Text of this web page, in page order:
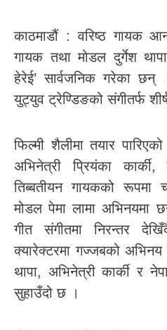
काठमाडौं : वरिष्ठ गायक
गायक तथा मोडल दुर्गेश
हेरेई’ सार्वजनिक गरेका छन्
युट्युव ट्रेण्डिङको संगीतर्फ
फिल्मी शैलीमा तयार
अभिनेत्री प्रियंका
तिब्बतीयन गायकको रूपमा
मोडल पेमा लामा अभिनयमा
गीत संगीतमा निरन्तर
क्यारेक्टरमा गज्जबको
थापा, अभिनेत्री कार्की र
सुहाउँदो छ ।